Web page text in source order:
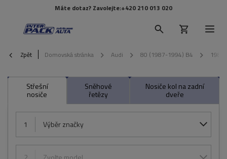
Máte dotaz? Zavolejte:+420 210 013 020
Zpět Domovská stránka Audi 80 (1987-1994) B4 1988
Střešní
nosiče
Sněhové
řetězy
Nosiče kol na zadní
dveře
1 Výběr značky